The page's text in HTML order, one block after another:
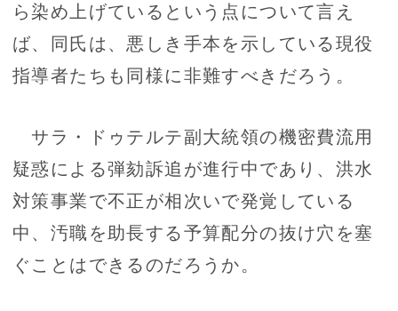
ら染め上げているという点について言え
ば、同氏は、悪しき手本を示している現役
指導者たちも同様に非難すべきだろう。
サラ・ドゥテルテ副大統領の機密費流用
疑惑による弾劾訴追が進行中であり、洪水
対策事業で不正が相次いで発覚している
中、汚職を助長する予算配分の抜け穴を塞
ぐことはできるのだろうか。